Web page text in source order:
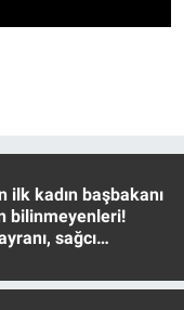
ilk kadın başbakanı
bilinmeyenleri!
sağcı